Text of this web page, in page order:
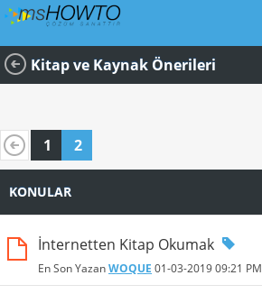
Kitap ve Kaynak Önerileri
1 2
KONULAR
İnternetten Kitap Okumak
En Son YazanWOQUE 01-03-201909:21 PM